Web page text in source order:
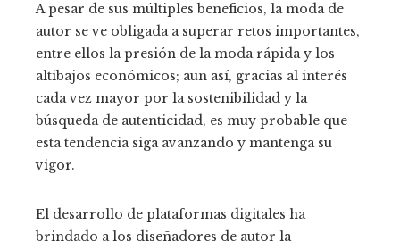
A pesar de sus múltiples beneficios, la moda de
autor se ve obligada a superar retos importantes,
entre ellos la presión de la moda rápida y los
altibajos económicos; aun así, gracias al interés
cada vez mayor por la sostenibilidad y la
búsqueda de autenticidad, es muy probable que
esta tendencia siga avanzando y mantenga su
vigor.
El desarrollo de plataformas digitales ha
brindado a los diseñadores de autor la